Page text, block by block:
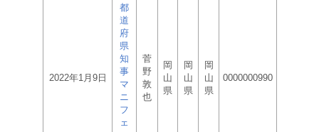
2022年1月9日
都
道
府
県
知
事
マ
ニ
フ
ェ
菅
野
敦
也
岡
山
県
岡
山
県
岡
山
県
0000000990